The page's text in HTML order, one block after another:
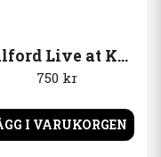
Halford Live at KB Malmö, dubbel vinyl
750 kr
I VARUKORGEN